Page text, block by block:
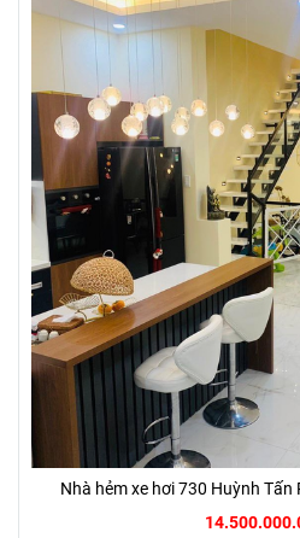
Nhà hẻm xe hơi 730 Huỳnh